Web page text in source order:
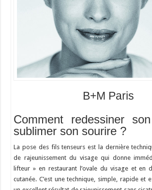
B+M Paris
Comment redessiner
sublimer son sourire ?
La pose des fils tenseurs est la dernière
de rajeunissement du visage qui donne
lifteur » en restaurant l’ovale du visage et en
cutanée. C’est une technique, simple, rapide et